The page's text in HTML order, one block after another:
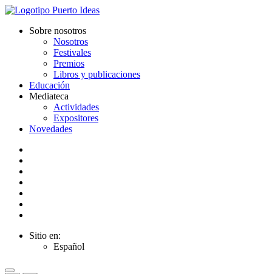
Sobre nosotros
Nosotros
Festivales
Premios
Libros y publicaciones
Educación
Mediateca
Actividades
Expositores
Novedades
Sitio en:
Español